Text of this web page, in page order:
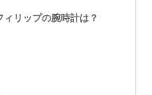
リップの腕時計は？